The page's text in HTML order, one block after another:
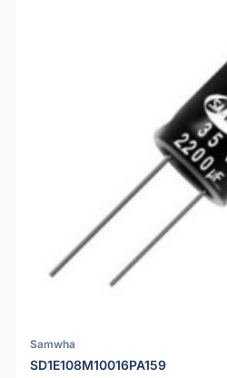
Samwha
SD1E108M10016PA159